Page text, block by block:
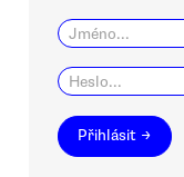
Přihlásit →